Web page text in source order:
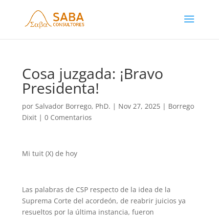
Cosa juzgada: ¡Bravo
Presidenta!
por Salvador Borrego, PhD. | Nov 27, 2025| Borrego
Dixit| 0 Comentarios
Mi tuit (X) de hoy
Las palabras de CSP respecto de la idea de la
Suprema Corte del acordeón, de reabrir juicios ya
resueltos por la última instancia, fueron